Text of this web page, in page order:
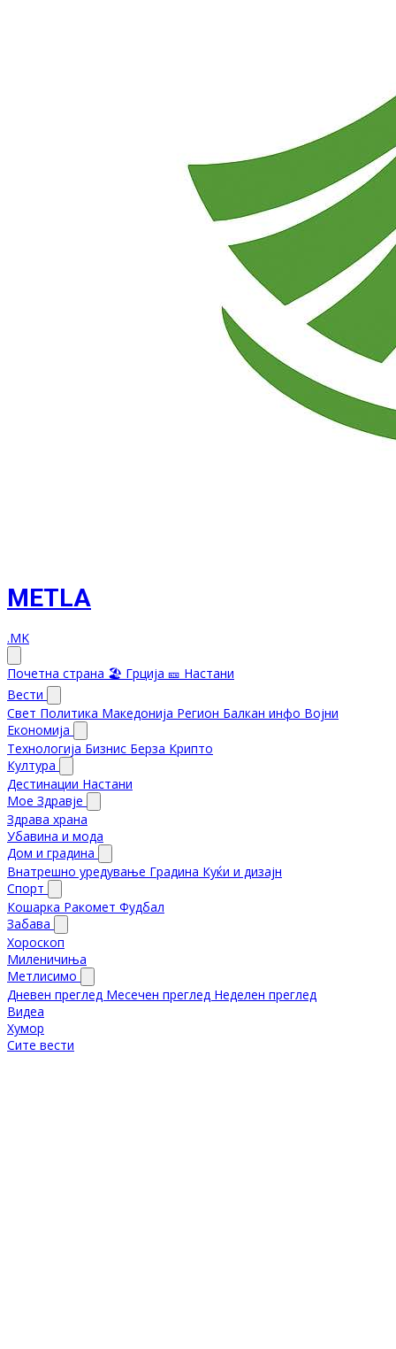
METLA
.MK
Почетна страна 🏖️ Грција 🎫 Настани
Вести
Свет Политика Македонија Регион Балкан инфо Војни
Економија
Технологија Бизнис Берза Крипто
Култура
Дестинации Настани
Мое Здравје
Здрава храна
Убавина и мода
Дом и градина
Внатрешно уредување Градина Куќи и дизајн
Спорт
Кошарка Ракомет Фудбал
Забава
Хороскоп
Миленичиња
Метлисимо
Дневен преглед Месечен преглед Неделен преглед
Видеа
Хумор
Сите вести